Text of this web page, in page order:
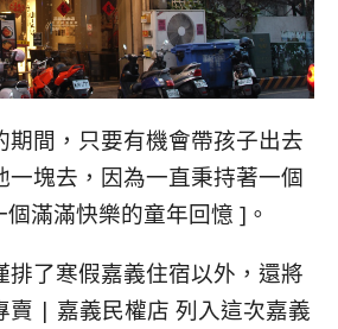
期間，只要有機會帶孩子出去
一塊去，因為一直秉持著一個
滿滿快樂的童年回憶 ]。
排了寒假嘉義住宿以外，還將
賣 | 嘉義民權店 列入這次嘉義